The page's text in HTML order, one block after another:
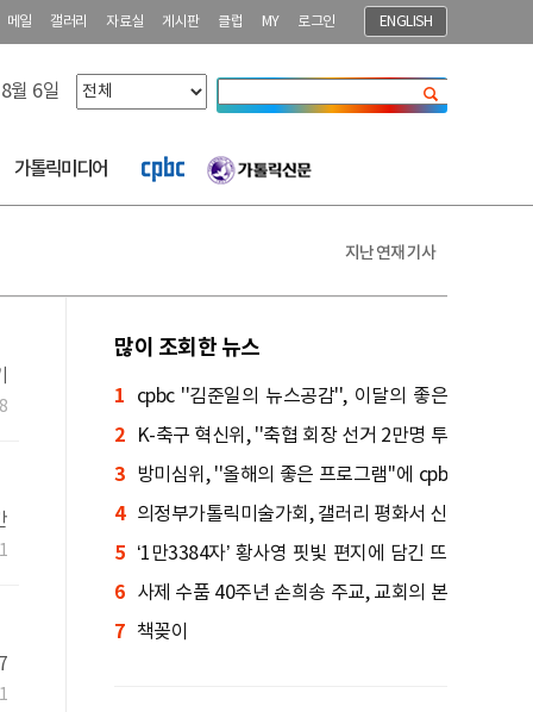
메일 갤러리 자료실 게시판 클럽 MY 로그인 ENGLISH
월 6일
가톨릭미디어
지난 연재 기사
많이 조회한 뉴스
1
cpbc ''김준일의 뉴스공감'', 이달의 좋은
프로그램 선정
2
K-축구 혁신위, ''축협 회장 선거 2만명 투
표'' 권고
3
방미심위, ''올해의 좋은 프로그램''에 cpb
c ''낭비미식회'' 등 선정
4
의정부가톨릭미술가회, 갤러리 평화서 신
입회원전 연다
5
‘1만3384자’ 황사영 핏빛 편지에 담긴 뜨
거운 신앙 서사 「백서(帛書)」
6
사제 수품 40주년 손희송 주교, 교회의 본
질을 묻다
7 책꽂이